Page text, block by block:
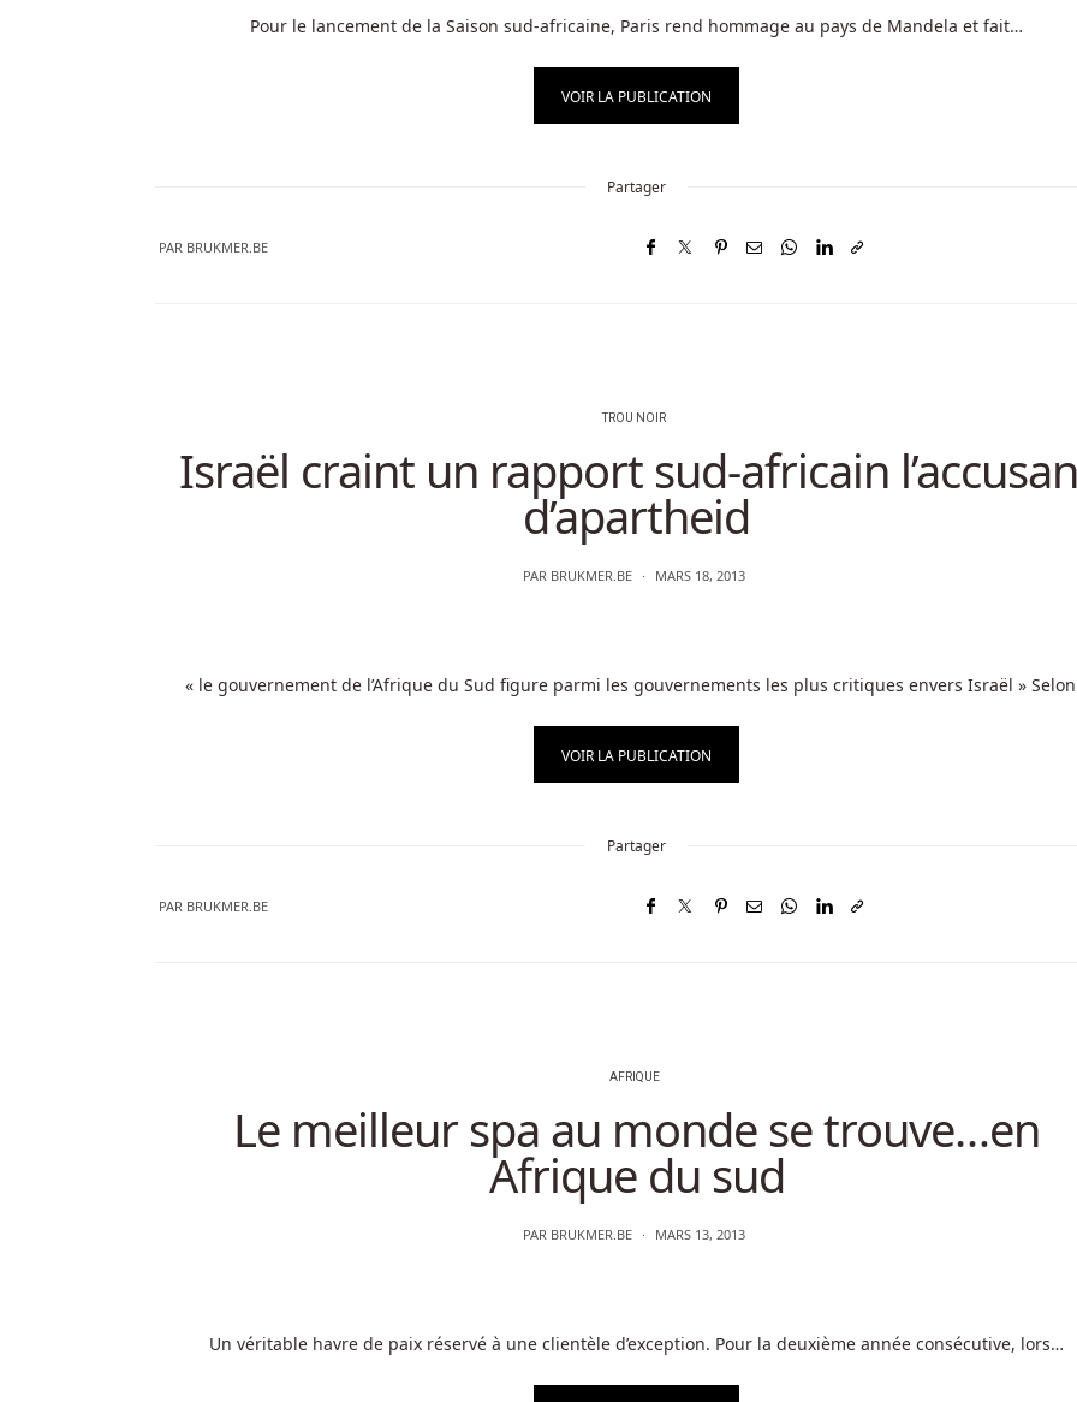
Pour le lancement de la Saison sud-africaine, Paris rend hommage au pays de Mandela et fait…
VOIR LA PUBLICATION
Partager
PAR BRUKMER.BE
TROU NOIR
Israël craint un rapport sud-africain
d’apartheid
PAR BRUKMER.BE MARS 18, 2013
« le gouvernement de l’Afrique du Sud figure parmi les gouvernements les plus critiques envers Israël »
VOIR LA PUBLICATION
Partager
PAR BRUKMER.BE
AFRIQUE
Le meilleur spa au monde se trouve…en
Afrique du sud
PAR BRUKMER.BE MARS 13, 2013
Un véritable havre de paix réservé à une clientèle d’exception. Pour la deuxième année consécutive, lors…